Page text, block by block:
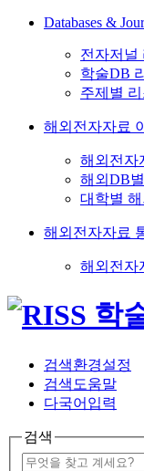
Databases &
전자저널
학술DB
주제별
해외전자자료
해외전자
해외DB
대학별
해외전자자료
해외전자
검색환경설정
검색도움말
다국어입력
검색